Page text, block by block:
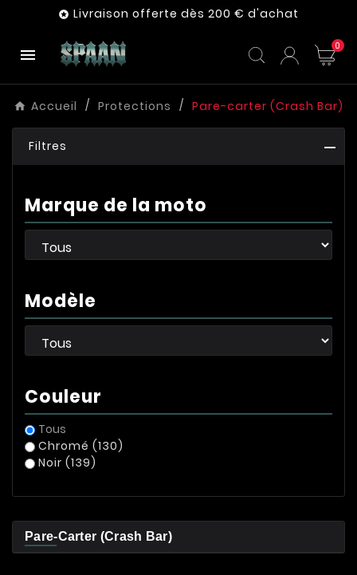
 Livraison offerte dès 200 € d'achat
 0
Accueil Protections Pare-carter (Crash Bar)
Filtres
Marque de la moto
Modèle
Couleur
Tous
Chromé (130)
Noir (139)
Pare-Carter (Crash Bar)